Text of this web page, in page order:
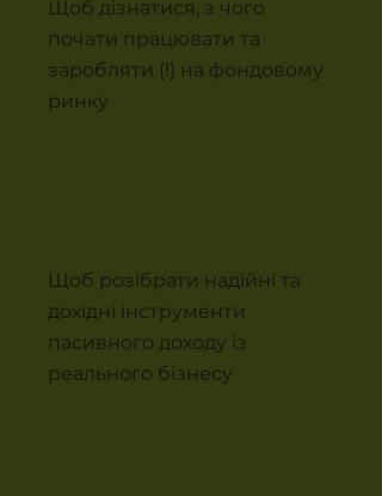
Щоб дізнатися, з чого
почати працювати та
заробляти (!) на фондовому
ринку
Щоб розібрати надійні та
дохідні інструменти
пасивного доходу із
реального бізнесу